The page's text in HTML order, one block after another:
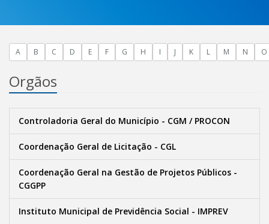
A B C D E F G H I J K L M N O
Orgãos
Controladoria Geral do Município - CGM / PROCON
Coordenação Geral de Licitação - CGL
Coordenação Geral na Gestão de Projetos Públicos -
CGGPP
Instituto Municipal de Previdência Social - IMPREV